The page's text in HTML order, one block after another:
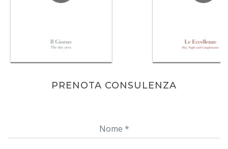
PRENOTA CONSULENZA